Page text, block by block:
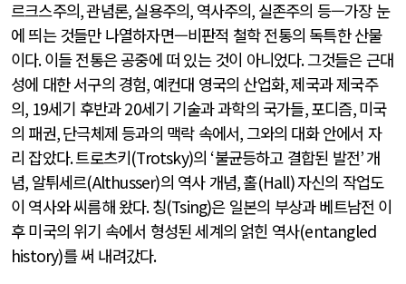
르크스주의,관념론,실용주의, 역사주의, 실존주의 등—가장 눈
에 띄는 것들만 나열하자면—비판적 철학 전통의 독특한 산물
이다.이들 전통은 공중에 떠 있는 것이 아니었다.그것들은 근대
성에 대한 서구의 경험, 예컨대 영국의 산업화,제국과 제국주
의, 19세기 후반과20세기 기술과 과학의 국가들,포디즘,미국
의 패권,단극체제 등과의 맥락 속에서,그와의 대화 안에서 자
리 잡았다.트로츠키(Trotsky)의 ‘불균등하고 결합된 발전’개
념, 알튀세르(Althusser)의 역사 개념,홀(Hall)자신의 작업도
이 역사와 씨름해 왔다.칭(Tsing)은 일본의 부상과 베트남전 이
후 미국의 위기 속에서 형성된 세계의 얽힌 역사(entangled
history)를 써 내려갔다.